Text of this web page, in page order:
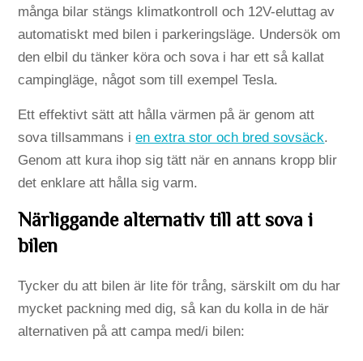
många bilar stängs klimatkontroll och 12V-eluttag av
automatiskt med bilen i parkeringsläge. Undersök om
den elbil du tänker köra och sova i har ett så kallat
campingläge, något som till exempel Tesla.
Ett effektivt sätt att hålla värmen på är genom att
sova tillsammans ien extra stor och bred sovsäck.
Genom att kura ihop sig tätt när en annans kropp blir
det enklare att hålla sig varm.
Närliggande alternativ till att sova i
bilen
Tycker du att bilen är lite för trång, särskilt om du har
mycket packning med dig, så kan du kolla in de här
alternativen på att campa med/i bilen: